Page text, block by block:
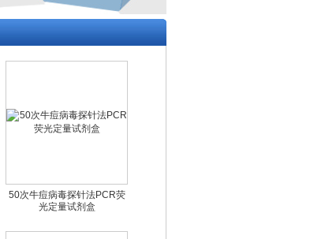
50次牛痘病毒探针法PCR荧
光定量试剂盒